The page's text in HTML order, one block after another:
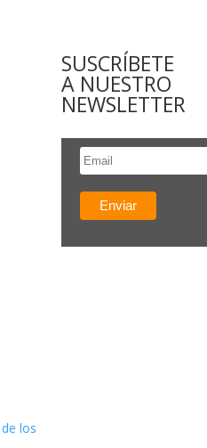
SUSCRÍBETE
A NUESTRO
NEWSLETTER